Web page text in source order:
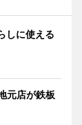
しに使える
元店が鉄板